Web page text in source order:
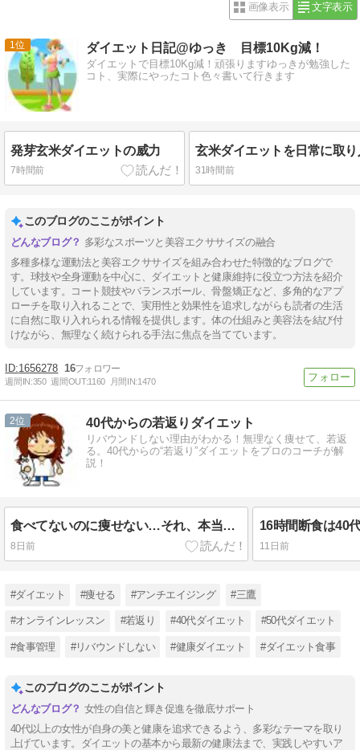
画像表示 文字表示
1 ダイエット日記@ゆっき 目標10Kg減！
ダイエットで目標10Kg減！頑張りますゆっきが勉強した
コト、実際にやったコト色々書いて行きます
発芽玄米ダイエットの威力
7時間前 31時間前
このブログのここがポイント
多彩なスポーツと美容エクササイズの融合
多種多様な運動法と美容エクササイズを組み合わせた特徴的なブログで
す。球技や全身運動を中心に、ダイエットと健康維持に役立つ方法を紹介
しています。コート競技やバランスボール、骨盤矯正など、多角的なアプ
ローチを取り入れることで、実用性と効果性を追求しながらも読者の生活
に自然に取り入れられる情報を提供します。体の仕組みと美容法を結び付
けながら、無理なく続けられる手法に焦点を当てています。
1656278 16
週間IN:350 週間OUT:1160 月間IN:1470
2 40代からの若返りダイエット
リバウンドしない理由がわかる！無理なく痩せて、若返
る。40代からの“若返り”ダイエットをプロのコーチが解
説！
食べてないのに痩せない…それ、本当に停滞期？
8日前 11日前
#ダイエット #痩せる #アンチエイジング #三鷹
#オンラインレッスン #若返り #40代ダイエット #50代ダイエット
#食事管理 #リバウンドしない #健康ダイエット #ダイエット食事
このブログのここがポイント
女性の自信と輝き促進を徹底サポート
40代以上の女性が自身の美と健康を追求できるよう、多彩なテーマを取り
上げています。ダイエットの基本から最新の健康法まで、実践しやすいア